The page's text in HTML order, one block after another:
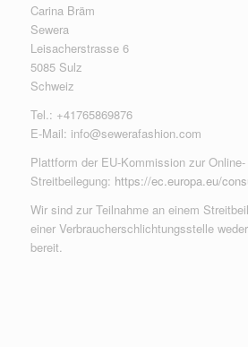
Carina Bräm
Sewera
Leisacherstrasse 6
5085 Sulz
Schweiz
Tel.: +41765869876
E-Mail: info@sewerafashion.com
Plattform der EU-Kommission zur Online-
Streitbeilegung: https://ec.europa.eu/
Wir sind zur Teilnahme an einem
einer Verbraucherschlichtungsstelle
bereit.